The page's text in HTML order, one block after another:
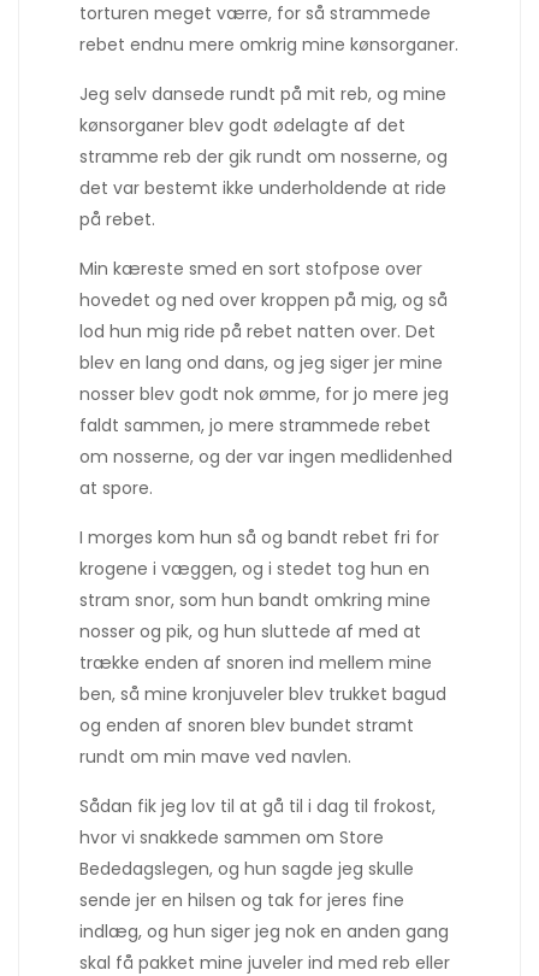
torturen meget værre, for så strammede
rebet endnu mere omkrig mine kønsorganer.
Jeg selv dansede rundt på mit reb, og mine
kønsorganer blev godt ødelagte af det
stramme reb der gik rundt om nosserne, og
det var bestemt ikke underholdende at ride
på rebet.
Min kæreste smed en sort stofpose over
hovedet og ned over kroppen på mig, og så
lod hun mig ride på rebet natten over. Det
blev en lang ond dans, og jeg siger jer mine
nosser blev godt nok ømme, for jo mere jeg
faldt sammen, jo mere strammede rebet
om nosserne, og der var ingen medlidenhed
at spore.
I morges kom hun så og bandt rebet fri for
krogene i væggen, og i stedet tog hun en
stram snor, som hun bandt omkring mine
nosser og pik, og hun sluttede af med at
trække enden af snoren ind mellem mine
ben, så mine kronjuveler blev trukket bagud
og enden af snoren blev bundet stramt
rundt om min mave ved navlen.
Sådan fik jeg lov til at gå til i dag til frokost,
hvor vi snakkede sammen om Store
Bededagslegen, og hun sagde jeg skulle
sende jer en hilsen og tak for jeres fine
indlæg, og hun siger jeg nok en anden gang
skal få pakket mine juveler ind med reb eller